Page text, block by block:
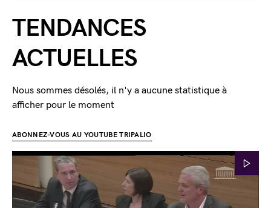
TENDANCES
ACTUELLES
Nous sommes désolés, il n'y a aucune statistique à
afficher pour le moment
ABONNEZ-VOUS AU YOUTUBE TRIPALIO